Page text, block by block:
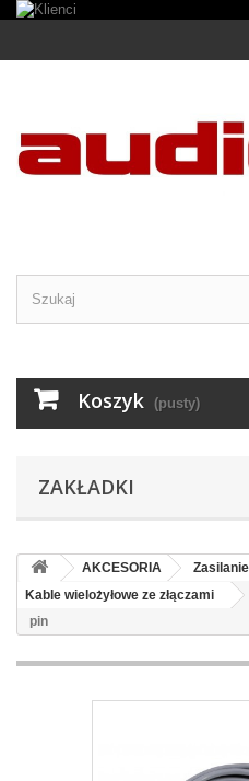
Koszyk (pusty)
ZAKŁADKI
AKCESORIA
Kable wielożyłowe ze złączami
pin